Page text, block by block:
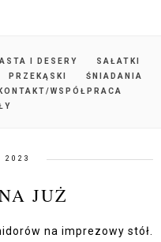
I DESERY
SAŁATKI
PRZEKĄSKI
ŚNIADANIA
KONTAKT/WSPÓŁPRACA
2023
JUŻ
na imprezowy stół.